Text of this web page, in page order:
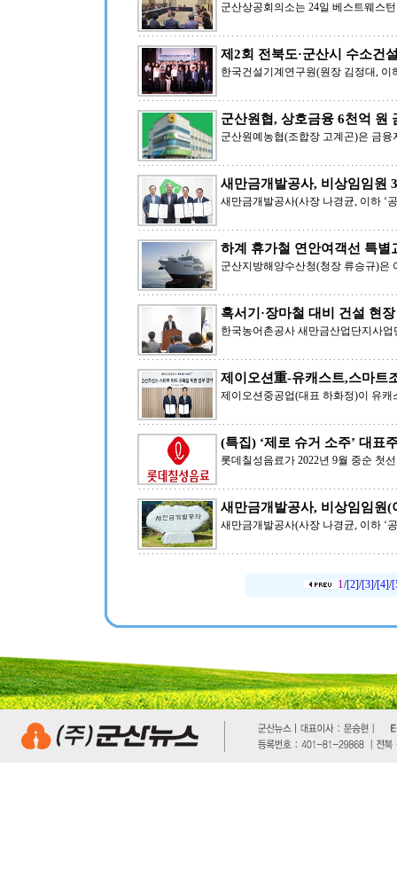
군산상공회의소는 24일 베스트웨스
제2회 전북도·군산시 수소건
한국건설기계연구원(원장 김정대,
군산원협, 상호금융 6천억 원
군산원예농협(조합장 고계곤)은 금융
새만금개발공사, 비상임임원
새만금개발공사(사장 나경균, 이하 ‘
하계 휴가철 연안여객선 특별
군산지방해양수산청(청장 류승규)은
혹서기·장마철 대비 건설 현
한국농어촌공사 새만금산업단지사
제이오션重-유캐스트,스마트
제이오션중공업(대표 하화정)이 유
(특집) ‘제로 슈거 소주’ 대표
롯데칠성음료가 2022년 9월 중순 첫
새만금개발공사, 비상임임원(
새만금개발공사(사장 나경균, 이하 ‘
1/[2]/[3]/[4]/